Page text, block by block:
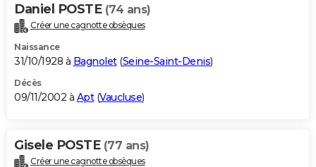
Daniel POSTE (74 ans)
Créer une cagnotte obsèques
Naissance
31/10/1928 à Bagnolet(Seine-Saint-Denis)
Décès
09/11/2002 à Apt(Vaucluse)
Gisele POSTE (77 ans)
Créer une cagnotte obsèques